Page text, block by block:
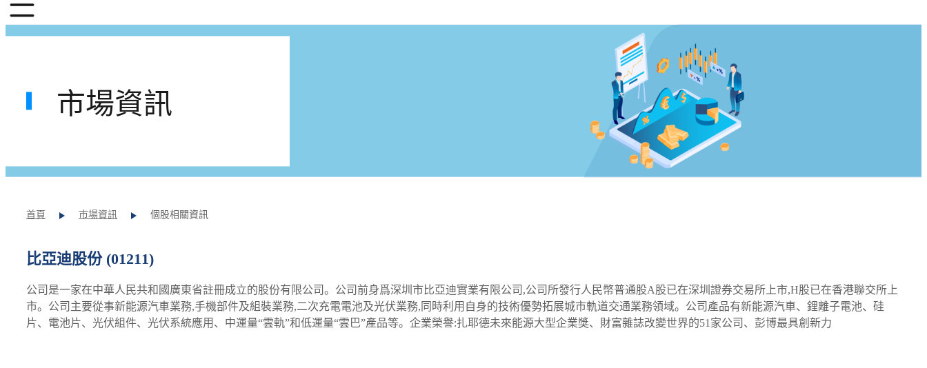
市場資訊
首頁 市場資訊 個股相關資訊
比亞迪股份 (01211)
公司是一家在中華人民共和國廣東省註冊成立的股份有限公司。公司前身爲深圳市比亞迪實業有限公司,公司所發行人民幣普通股A股已在深圳證券交易所上市,H股已在香港聯交所上
市。公司主要從事新能源汽車業務,手機部件及組裝業務,二次充電電池及光伏業務,同時利用自身的技術優勢拓展城市軌道交通業務領域。公司產品有新能源汽車、鋰離子電池、硅
片、電池片、光伏組件、光伏系統應用、中運量“雲軌”和低運量“雲巴”產品等。企業榮譽:扎耶德未來能源大型企業獎、財富雜誌改變世界的51家公司、彭博最具創新力